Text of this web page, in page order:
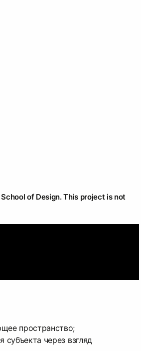
of Design. This project is not
пространство;
субъекта через взгляд